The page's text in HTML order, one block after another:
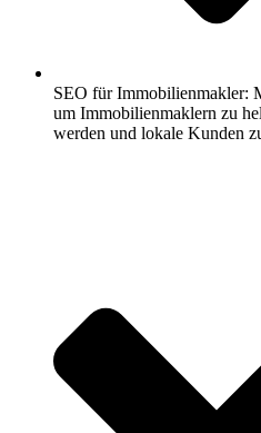
SEO für Immobilienmakler:
um Immobilienmaklern zu
werden und lokale Kunden